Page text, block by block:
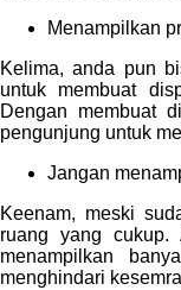
Menampilkan
Kelima, anda pun
untuk membuat
Dengan membuat
pengunjung untuk
Jangan
Keenam, meski
ruang yang
menampilkan
menghindari